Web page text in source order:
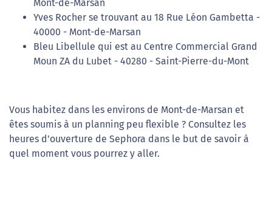
Mont-de-Marsan
Yves Rocher se trouvant au 18 Rue Léon Gambetta -
40000 - Mont-de-Marsan
Bleu Libellule qui est au Centre Commercial Grand
Moun ZA du Lubet - 40280 - Saint-Pierre-du-Mont
Vous habitez dans les environs de Mont-de-Marsan et
êtes soumis à un planning peu flexible ? Consultez les
heures d'ouverture de Sephora dans le but de savoir à
quel moment vous pourrez y aller.